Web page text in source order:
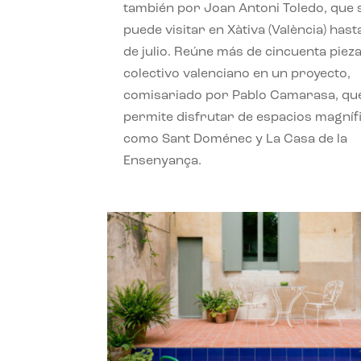
también por Joan Antoni Toledo, que
puede visitar en Xàtiva (València)
de julio. Reúne más de cincuenta
colectivo valenciano en un proyecto,
comisariado por Pablo Camarasa,
permite disfrutar de espacios
como Sant Doménec y La Casa de la
Ensenyança.